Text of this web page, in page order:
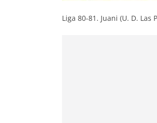
Liga 80-81. Juani (U. D. Las